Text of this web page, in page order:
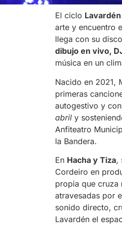
El ciclo
arte y encuentro
llega con su
dibujo en vivo,
música en un
Nacido en 2021,
primeras
autogestivo y
abril y
Anfiteatro
la Bandera.
En Hacha y Tiza,
Cordeiro en
propia que cruza
atravesadas por
sonido directo,
Lavardén el